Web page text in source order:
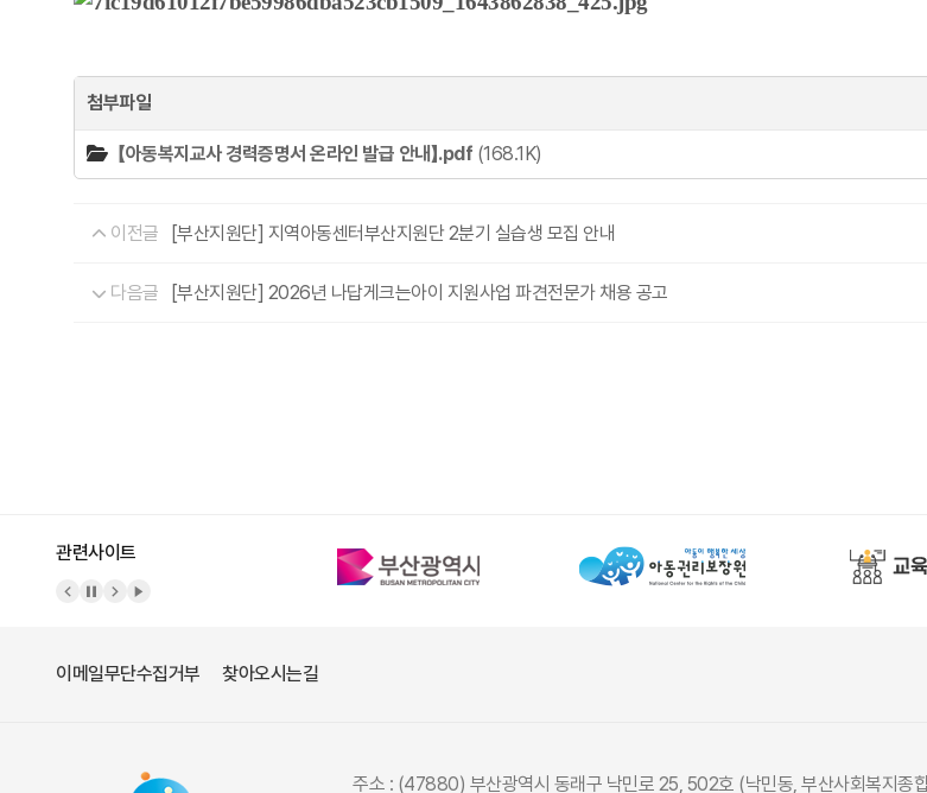
첨부파일
【아동복지교사 경력증명서 온라인 발급 안내】.pdf (168.1K)
이전글 [부산지원단] 지역아동센터부산지원단 2분기 실습생 모집 안내
다음글 [부산지원단] 2026년 나답게크는아이 지원사업 파견전문가 채용 공고
관련사이트
이메일무단수집거부 찾아오시는길
주소 : (47880) 부산광역시 동래구 낙민로 25, 502호 (낙민동, 부산사회복지종